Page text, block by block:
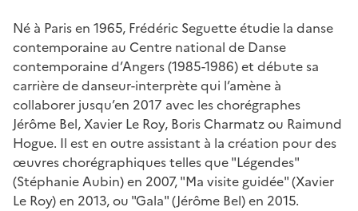
Né à Paris en 1965, Frédéric Seguette étudie la danse
contemporaine au Centre national de Danse
contemporaine d’Angers (1985-1986) et débute sa
carrière de danseur-interprète qui l’amène à
collaborer jusqu’en 2017 avec les chorégraphes
Jérôme Bel, Xavier Le Roy, Boris Charmatz ou Raimund
Hogue. Il est en outre assistant à la création pour des
œuvres chorégraphiques telles que "Légendes"
(Stéphanie Aubin) en 2007, "Ma visite guidée" (Xavier
Le Roy) en 2013, ou "Gala" (Jérôme Bel) en 2015.